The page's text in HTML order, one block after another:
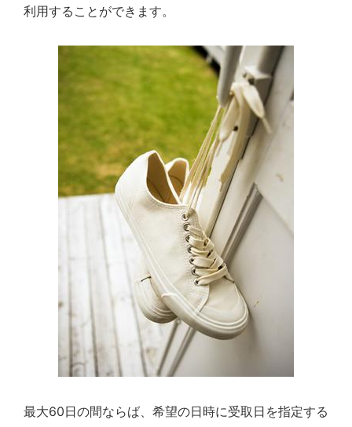
利用することができます。
最大60日の間ならば、希望の日時に受取日を指定する